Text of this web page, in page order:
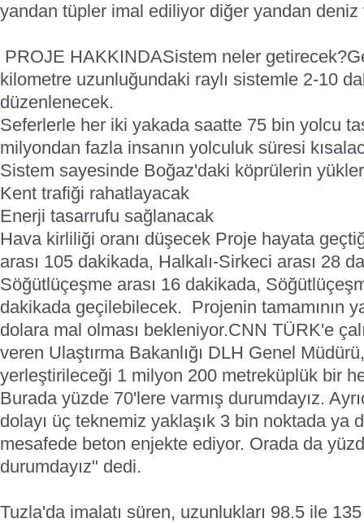
yandan tüpler imal ediliyor diğer yandan deniz
PROJE HAKKINDASistem neler getirecek?
kilometre uzunluğundaki raylı sistemle 2-10
düzenlenecek.
Seferlerle her iki yakada saatte 75 bin yolcu
milyondan fazla insanın yolculuk süresi
Sistem sayesinde Boğaz'daki köprülerin
Kent trafiği rahatlayacak
Enerji tasarrufu sağlanacak
Hava kirliliği oranı düşecek Proje hayata
arası 105 dakikada, Halkalı-Sirkeci arası 28
Söğütlüçeşme arası 16 dakikada,
dakikada geçilebilecek. Projenin tamamının
dolara mal olması bekleniyor.CNN TÜRK'e
veren Ulaştırma Bakanlığı DLH Genel
yerleştirileceği 1 milyon 200 metreküplük bir
Burada yüzde 70'lere varmış durumdayız.
dolayı üç teknemiz yaklaşık 3 bin noktada ya
mesafede beton enjekte ediyor. Orada da
durumdayız" dedi.
Tuzla'da imalatı süren, uzunlukları 98.5 ile